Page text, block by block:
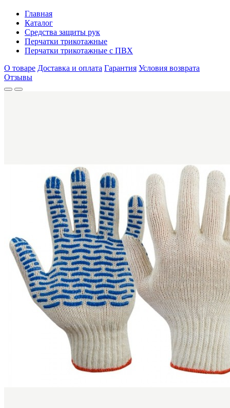
Главная
Каталог
Средства защиты рук
Перчатки трикотажные
Перчатки трикотажные с ПВХ
О товаре Доставка и оплата Гарантия Условия возврата
Отзывы